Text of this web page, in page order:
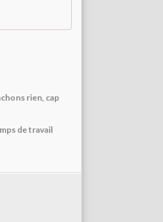
rien, cap
de travail